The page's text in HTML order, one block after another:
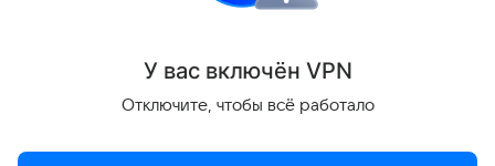
У вас включён VPN
Отключите, чтобы всё работало